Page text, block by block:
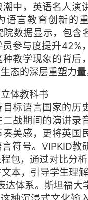
中，英语名人演
语言教育创新的重
院数据显示，包含
参与度提升42%
教学现象的背后
态的深层重塑力量
体教科书
标语言国家的历
战期间的演讲录
美感，更将英国
符号。VIPKID教
包，通过对比分
本，引导学生理
达体系。斯坦福大